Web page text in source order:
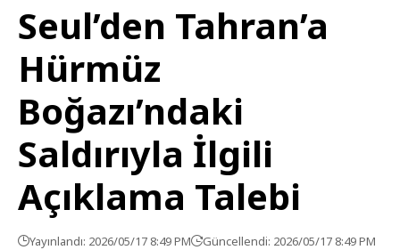
Seul’den Tahran’a
Hürmüz
Boğazı’ndaki
Saldırıyla İlgili
Açıklama Talebi
Yayınlandı: 2026/05/17 8:49 PM Güncellendi: 2026/05/17 8:49 PM